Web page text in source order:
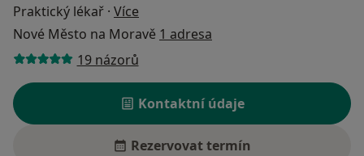
Praktický lékař · Více
Nové Město na Moravě 1 adresa
19 názorů
Kontaktní údaje
Rezervovat termín